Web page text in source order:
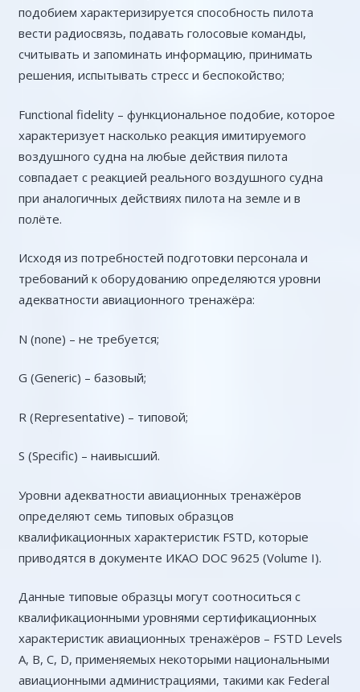
подобием характеризируется способность пилота
вести радиосвязь, подавать голосовые команды,
считывать и запоминать информацию, принимать
решения, испытывать стресс и беспокойство;
Functional fidelity – функциональное подобие, которое
характеризует насколько реакция имитируемого
воздушного судна на любые действия пилота
совпадает с реакцией реального воздушного судна
при аналогичных действиях пилота на земле и в
полёте.
Исходя из потребностей подготовки персонала и
требований к оборудованию определяются уровни
адекватности авиационного тренажёра:
N (none) – не требуется;
G (Generic) – базовый;
R (Representative) – типовой;
S (Specific) – наивысший.
Уровни адекватности авиационных тренажёров
определяют семь типовых образцов
квалификационных характеристик FSTD, которые
приводятся в документе ИКАО DOC 9625 (Volume I).
Данные типовые образцы могут соотноситься с
квалификационными уровнями сертификационных
характеристик авиационных тренажёров – FSTD Levels
A, B, C, D, применяемых некоторыми национальными
авиационными администрациями, такими как Federal